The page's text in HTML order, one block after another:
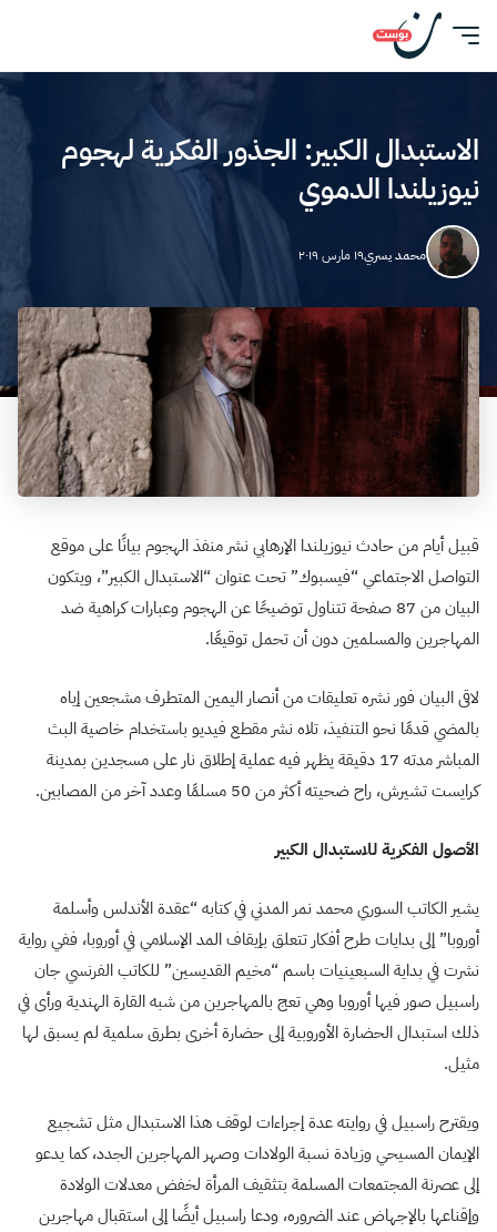
الاستبدال الكبير: الجذور الفكرية لهجوم
نيوزيلندا الدموي
محمد يسري١٩ مارس ٢٠١٩
قبيل أيام من حادث نيوزيلندا الإرهابي نشر منفذ الهجوم بيانًا على موقع
التواصل الاجتماعي “فيسبوك” تحت عنوان “الاستبدال الكبير”، ويتكون
البيان من 87 صفحة تتناول توضيحًا عن الهجوم وعبارات كراهية ضد
المهاجرين والمسلمين دون أن تحمل توقيعًا.
لاقى البيان فور نشره تعليقات من أنصار اليمين المتطرف مشجعين إياه
بالمضي قدمًا نحو التنفيذ، تلاه نشر مقطع فيديو باستخدام خاصية البث
المباشر مدته 17 دقيقة يظهر فيه عملية إطلاق نار على مسجدين بمدينة
كرايست تشيرش، راح ضحيته أكثر من 50 مسلمًا وعدد آخر من المصابين.
الأصول الفكرية للاستبدال الكبير
يشير الكاتب السوري محمد نمر المدني في كتابه “عقدة الأندلس وأسلمة
أوروبا” إلى بدايات طرح أفكار تتعلق بإيقاف المد الإسلامي في أوروبا، ففي رواية
نشرت في بداية السبعينيات باسم “مخيم القديسين” للكاتب الفرنسي جان
راسبيل صور فيها أوروبا وهي تعج بالمهاجرين من شبه القارة الهندية ورأى في
ذلك استبدال الحضارة الأوروبية إلى حضارة أخرى بطرق سلمية لم يسبق لها
مثيل.
ويقترح راسبيل في روايته عدة إجراءات لوقف هذا الاستبدال مثل تشجيع
الإيمان المسيحي وزيادة نسبة الولادات وصهر المهاجرين الجدد، كما يدعو
إلى عصرنة المجتمعات المسلمة بتثقيف المرأة لخفض معدلات الولادة
وإقناعها بالإجهاض عند الضروره، ودعا راسبيل أيضًا إلى استقبال مهاجرين